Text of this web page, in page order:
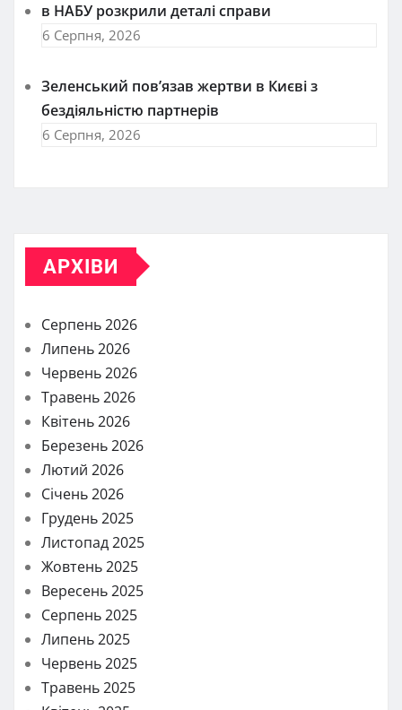
в НАБУ розкрили деталі справи
6 Серпня, 2026
Зеленський пов’язав жертви в Києві з
бездіяльністю партнерів
6 Серпня, 2026
АРХІВИ
Серпень 2026
Липень 2026
Червень 2026
Травень 2026
Квітень 2026
Березень 2026
Лютий 2026
Січень 2026
Грудень 2025
Листопад 2025
Жовтень 2025
Вересень 2025
Серпень 2025
Липень 2025
Червень 2025
Травень 2025